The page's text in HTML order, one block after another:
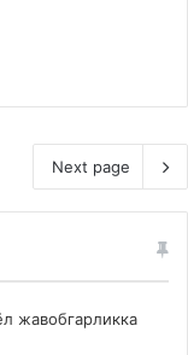
Next page
жавобгарликка